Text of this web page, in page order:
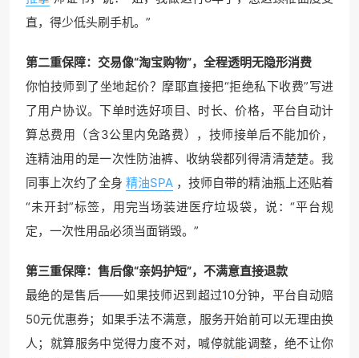
直，得少低头刷手机。”
第二重保障：交易像“淘宝购物”，全程透明无隐形消费
你怕技师到了坐地起价？摩耶直接把“拒绝私下收费”写进
了用户协议。下单时选好项目、时长、价格，平台自动计
算总费用（含3公里内免路费），技师接单后不能加价，
连精油用的是一次性防油裤、收纳袋都列得清清楚楚。我
同事上次约了全身 精油SPA ，技师自带的精油瓶上还贴着
“未开封”标签，用完当场装进医疗垃圾袋，说：“平台规
定，一次性用品必须当面销毁。”
第三重保障：售后像“亲妈护短”，不满意直接退款
最绝的是售后——如果技师迟到超过10分钟，平台自动赔
50元优惠券；如果手法不满意，服务开始前可以无理由换
人；就算服务中觉得力度不对，喊停就能调整，绝不让你